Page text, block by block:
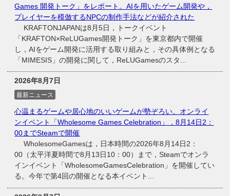
Games 開発トーク」をレポート。AIを用いたゲーム開発や，
プレイヤーを模倣するNPCの制作手法などが紹介された
KRAFTONJAPANは8月5日，トークイベント
「KRAFTON×ReLUGames開発トーク」を東京都内で開催
し，AIをゲーム開発に活用する取り組みと，その具体例となる
「MIMESIS」の開発に関して，ReLUGamesのスタ...
2026年8月7日
最新ニュース
心温まるゲームや居心地のいいゲームが勢ぞろい。オンライ
ンイベント「Wholesome Games Celebration」，8月14日2：
00までSteamで開催
WholesomeGamesは，日本時間の2026年8月14日2：
00（太平洋夏時間で8月13日10：00）まで，Steamでオンラ
インイベント「WholesomeGamesCelebration」を開催してい
る。今年で第4回の開催となる本イベント...